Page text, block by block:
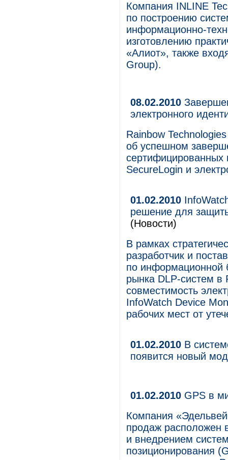
Компания INLINE
по построению
информационно-
изготовлению
«Алиот», также
Group).
08.02.2010
электронного
Rainbow
об успешном
сертифицированных
SecureLogin и
01.02.2010
решение для
(Новости)
В рамках
разработчик и
по информационной
рынка DLP-систем в
совместимость
InfoWatch Device
рабочих мест от
01.02.2010 В
появится новый
01.02.2010 GPS в
Компания
продаж расположен
и внедрением
позиционирования